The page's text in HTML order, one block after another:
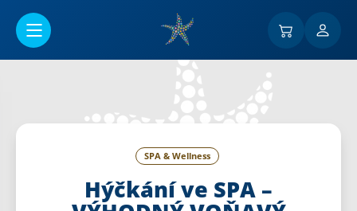
SPA & Wellness
Hýčkání ve SPA –